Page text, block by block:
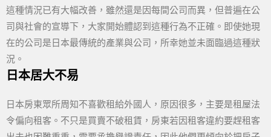
這種情況已有大幅改善，雖然還是因每間公司而異，但普遍在公
司與社會的宣導下，大家開始體認到這種行為不正確。即使她現
在的公司是日本最傳統的產業與公司，所幸她並未面臨過這種狀
況。
日本居大不易
日本房東眾所周知不喜歡租給外國人，原因很多，主要是租屋法
令偏向租客。不只是買賣不破租賃，房東若因租客違約要趕租客